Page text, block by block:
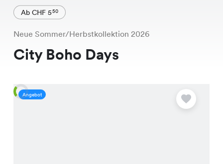
Ab CHF 550
Neue Sommer/Herbstkollektion 2026
City Boho Days
Angebot